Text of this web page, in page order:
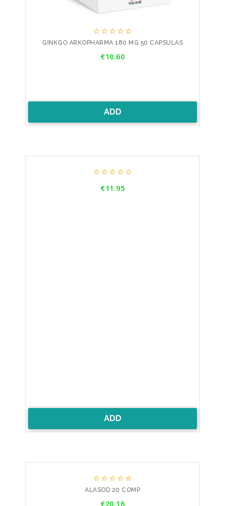
    
GINKGO ARKOPHARMA 180 MG 50 CAPSULAS
€10.60
ADD
    
€11.95
ADD
    
ALASOD 20 COMP
€20.16